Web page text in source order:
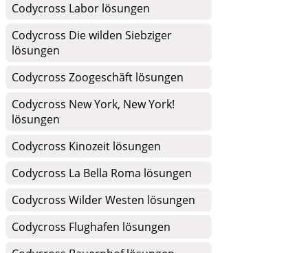
Codycross Labor lösungen
Codycross Die wilden Siebziger
lösungen
Codycross Zoogeschäft lösungen
Codycross New York, New York!
lösungen
Codycross Kinozeit lösungen
Codycross La Bella Roma lösungen
Codycross Wilder Westen lösungen
Codycross Flughafen lösungen